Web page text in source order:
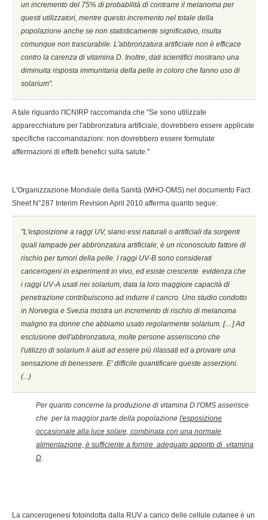
un incremento del 75% di probabilità di contrarre il melanoma per
questi utilizzatori, mentre questo incremento nel totale della
popolazione anche se non statisticamente significativo, risulta
comunque non trascurabile. L'abbronzatura artificiale non è efficace
contro la carenza di vitamina D. Inoltre, dati scientifici mostrano una
diminuita risposta immunitaria della pelle in coloro che fanno uso di
solarium''.
A tale riguardo l'ICNIRP raccomanda che ''Se sono utilizzate
apparecchiature per l'abbronzatura artificiale, dovrebbero essere applicate
specifiche raccomandazioni: non dovrebbero essere formulate
affermazioni di effetti benefici sulla salute.''
L'Organizzazione Mondiale della Sanità (WHO-OMS) nel documento Fact
Sheet N°287 Interim Revision April 2010 afferma quanto segue:
''L'esposizione a raggi UV, siano essi naturali o artificiali da sorgenti
quali lampade per abbronzatura artificiale, è un riconosciuto fattore di
rischio per tumori della pelle. I raggi UV-B sono considerati
cancerogeni in esperimenti in vivo, ed esiste crescente evidenza che
i raggi UV-A usati nei solarium, data la loro maggiore capacità di
penetrazione contribuiscono ad indurre il cancro. Uno studio condotto
in Norvegia e Svezia mostra un incremento di rischio di melanoma
maligno tra donne che abbiamo usato regolarmente solarium. […] Ad
esclusione dell'abbronzatura, molte persone asseriscono che
l'utilizzo di solarium li aiuti ad essere più rilassati ed a provare una
sensazione di benessere. E' difficile quantificare queste asserzioni.
(...)
Per quanto concerne la produzione di vitamina D l'OMS asserisce
che per la maggior parte della popolazione l'esposizione
occasionale alla luce solare, combinata con una normale
alimentazione, è sufficiente a fornire adeguato apporto di vitamina
D.
La cancerogenesi fotoindotta dalla RUV a carico delle cellule cutanee è un